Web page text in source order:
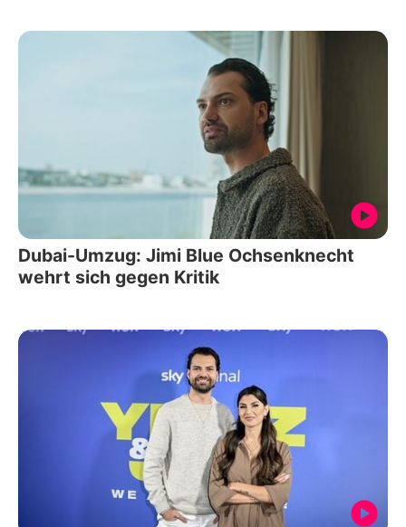
Dubai-Umzug: Jimi Blue Ochsenknecht
wehrt sich gegen Kritik